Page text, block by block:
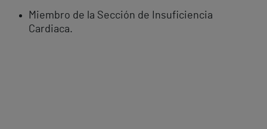
Miembro de la Sección de Insuficiencia
Cardiaca.